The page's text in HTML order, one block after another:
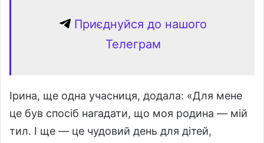
Приєднуйся до нашого
Телеграм
Ірина, ще одна учасниця, додала: «Для мене
це був спосіб нагадати, що моя родина — мій
тил. І ще — це чудовий день для дітей,